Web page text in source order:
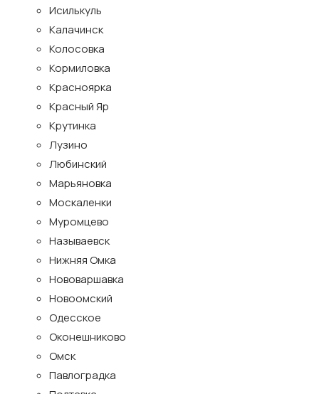
Исилькуль
Калачинск
Колосовка
Кормиловка
Красноярка
Красный Яр
Крутинка
Лузино
Любинский
Марьяновка
Москаленки
Муромцево
Называевск
Нижняя Омка
Нововаршавка
Новоомский
Одесское
Оконешниково
Омск
Павлоградка